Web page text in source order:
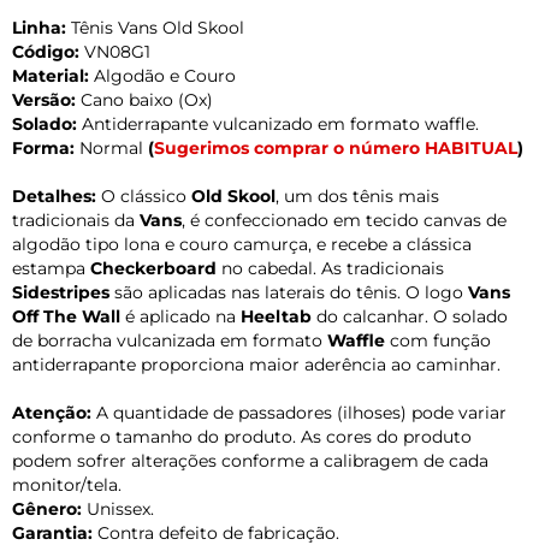
Linha: Tênis Vans Old Skool
Código: VN08G1
Material: Algodão e Couro
Versão: Cano baixo (Ox)
Solado: Antiderrapante vulcanizado em formato waffle.
Forma: Normal (Sugerimos comprar o número HABITUAL)
Detalhes: O clássico Old Skool, um dos tênis mais
tradicionais da Vans, é confeccionado em tecido canvas de
algodão tipo lona e couro camurça, e recebe a clássica
estampa Checkerboard no cabedal. As tradicionais
Sidestripes são aplicadas nas laterais do tênis. O logo Vans
Off The Wall é aplicado na Heeltab do calcanhar. O solado
de borracha vulcanizada em formato Waffle com função
antiderrapante proporciona maior aderência ao caminhar.
Atenção: A quantidade de passadores (ilhoses) pode variar
conforme o tamanho do produto. As cores do produto
podem sofrer alterações conforme a calibragem de cada
monitor/tela.
Gênero: Unissex.
Garantia: Contra defeito de fabricação.